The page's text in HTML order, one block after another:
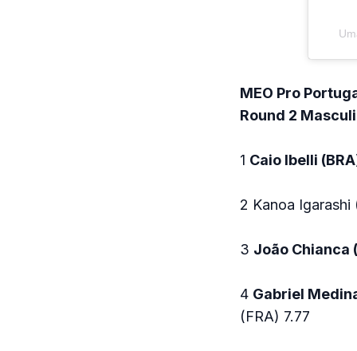
MEO Pro
Round 2
1 Caio Ibelli
2 Kanoa Igarashi
3 João Chianca
4 Gabriel
(FRA) 7.77